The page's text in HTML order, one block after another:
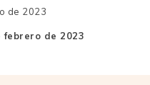
de 2023
febrero de 2023